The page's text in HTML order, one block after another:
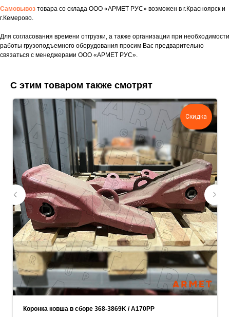
Самовывоз товара со склада ООО «АРМЕТ РУС» возможен в г.Красноярск и
г.Кемерово.
Для согласования времени отгрузки, а также организации при необходимости
работы грузоподъемного оборудования просим Вас предварительно
связаться с менеджерами ООО «АРМЕТ РУС».
С этим товаром также смотрят
Скидка
Коронка ковша в сборе 368-3869K / A170PP
Укажите номер телефона и ваше имя.
Мы свяжемся с вами сегодня в рабочее
время.
поможем нам лучше понять вашу
задачу — прикрепите её в поле ниже.
Ваш телефон
Ваше имя
Прикрепите документацию (при наличии)
Add files
ОСТАВИТЬ ЗАЯВКУ